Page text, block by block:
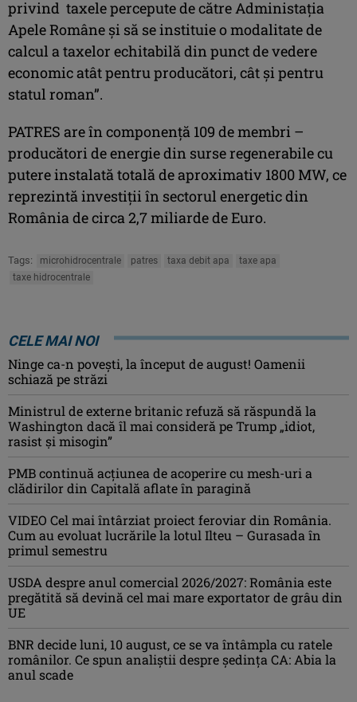
privind taxele percepute de către Administația
Apele Române și să se instituie o modalitate de
calcul a taxelor echitabilă din punct de vedere
economic atât pentru producători, cât și pentru
statul roman”.
PATRES are în componență 109 de membri –
producători de energie din surse regenerabile cu
putere instalată totală de aproximativ 1800 MW, ce
reprezintă investiții în sectorul energetic din
România de circa 2,7 miliarde de Euro.
Tags: microhidrocentrale patres taxa debit apa
taxe apa
taxe hidrocentrale
CELE MAI NOI
Ninge ca-n povești, la început de august! Oamenii
schiază pe străzi
Ministrul de externe britanic refuză să răspundă la
Washington dacă îl mai consideră pe Trump „idiot,
rasist şi misogin”
PMB continuă acțiunea de acoperire cu mesh-uri a
clădirilor din Capitală aflate în paragină
VIDEO Cel mai întârziat proiect feroviar din România.
Cum au evoluat lucrările la lotul Ilteu – Gurasada în
primul semestru
USDA despre anul comercial 2026/2027: România este
pregătită să devină cel mai mare exportator de grâu din
UE
BNR decide luni, 10 august, ce se va întâmpla cu ratele
românilor. Ce spun analiștii despre ședința CA: Abia la
anul scade